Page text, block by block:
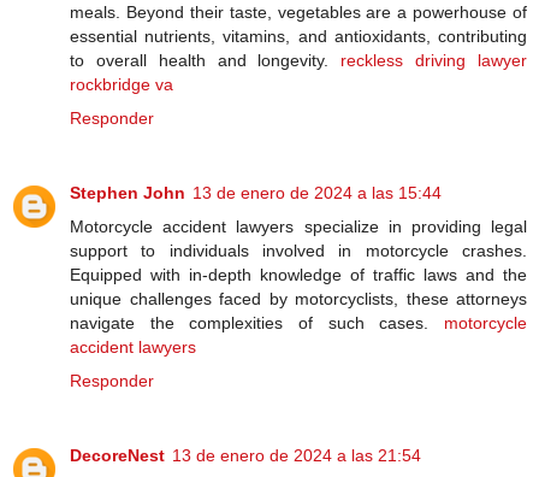
meals. Beyond their taste, vegetables are a powerhouse of
essential nutrients, vitamins, and antioxidants, contributing
to overall health and longevity. reckless driving lawyer
rockbridge va
Responder
Stephen John 13 de enero de 2024 a las 15:44
Motorcycle accident lawyers specialize in providing legal
support to individuals involved in motorcycle crashes.
Equipped with in-depth knowledge of traffic laws and the
unique challenges faced by motorcyclists, these attorneys
navigate the complexities of such cases. motorcycle
accident lawyers
Responder
DecoreNest 13 de enero de 2024 a las 21:54